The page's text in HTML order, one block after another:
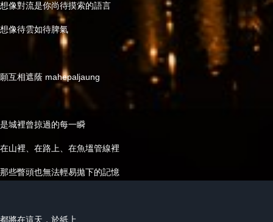
想像對流是你尚待摸索的語言
想像待雲如待脾氣
願互相遮蔭 mahepaljaung
是城裡曾掠過的每一瞬
在山裡、在路上、在魚塭管線裡
那些瞥頭也無法輕易拋下的記憶
都將在這天，於紙上